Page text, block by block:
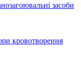
засоби
кровотворення